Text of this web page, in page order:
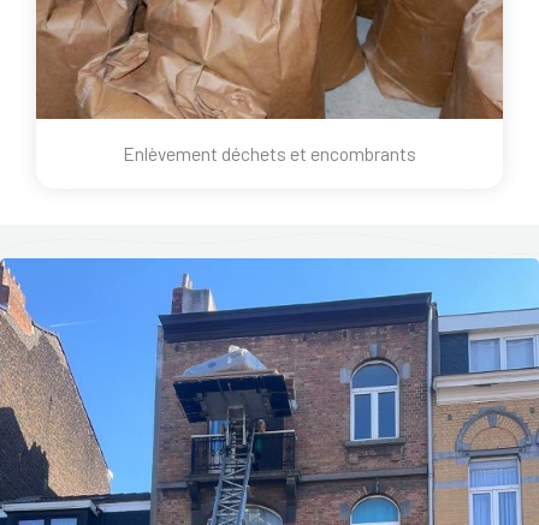
Enlèvement déchets et encombrants